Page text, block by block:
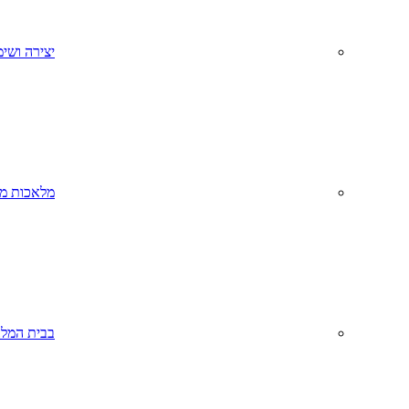
יצירה
מלאכות
בבית